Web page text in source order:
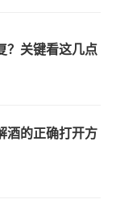
？关键看这几点
酒的正确打开方